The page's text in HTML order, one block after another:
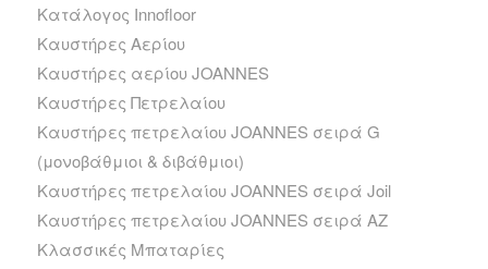
Κατάλογος Innofloor
Καυστήρες Αερίου
Καυστήρες αερίου JOANNES
Καυστήρες Πετρελαίου
Καυστήρες πετρελαίου JOANNES σειρά G
(μονοβάθμιοι & διβάθμιοι)
Καυστήρες πετρελαίου JOANNES σειρά Joil
Καυστήρες πετρελαίου JOANNES σειρά ΑΖ
Κλασσικές Μπαταρίες